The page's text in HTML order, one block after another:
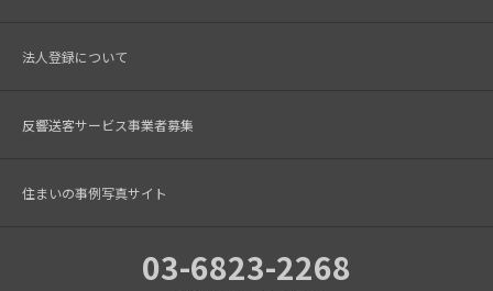
法人登録について
反響送客サービス事業者募集
住まいの事例写真サイト
03-6823-2268